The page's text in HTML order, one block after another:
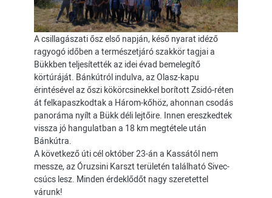
A csillagászati ősz első napján, késő nyarat idéző
ragyogó időben a természetjáró szakkör tagjai a
Bükkben teljesítették az idei évad bemelegítő
körtúráját. Bánkútról indulva, az Olasz-kapu
érintésével az őszi kökörcsinekkel borított Zsidó-réten
át felkapaszkodtak a Három-kőhöz, ahonnan csodás
panoráma nyílt a Bükk déli lejtőire. Innen ereszkedtek
vissza jó hangulatban a 18 km megtétele után
Bánkútra.
A következő úti cél október 23-án a Kassától nem
messze, az Óruzsini Karszt területén található Sivec-
csúcs lesz. Minden érdeklődőt nagy szeretettel
várunk!